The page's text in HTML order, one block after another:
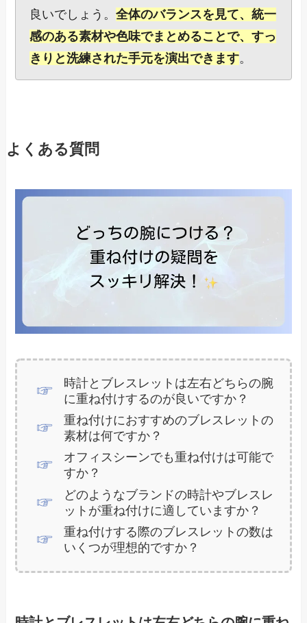
良いでしょう。全体のバランスを見て、統一
感のある素材や色味でまとめることで、すっ
きりと洗練された手元を演出できます。
よくある質問
時計とブレスレットは左右どちらの腕
に重ね付けするのが良いですか？
重ね付けにおすすめのブレスレットの
素材は何ですか？
オフィスシーンでも重ね付けは可能で
すか？
どのようなブランドの時計やブレスレ
ットが重ね付けに適していますか？
重ね付けする際のブレスレットの数は
いくつが理想的ですか？